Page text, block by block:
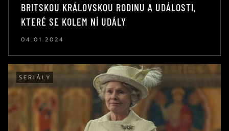
BRITSKOU KRÁLOVSKOU RODINU A UDÁLOSTI,
KTERÉ SE KOLEM NÍ UDÁLY
04.01.2024
SERIÁLY